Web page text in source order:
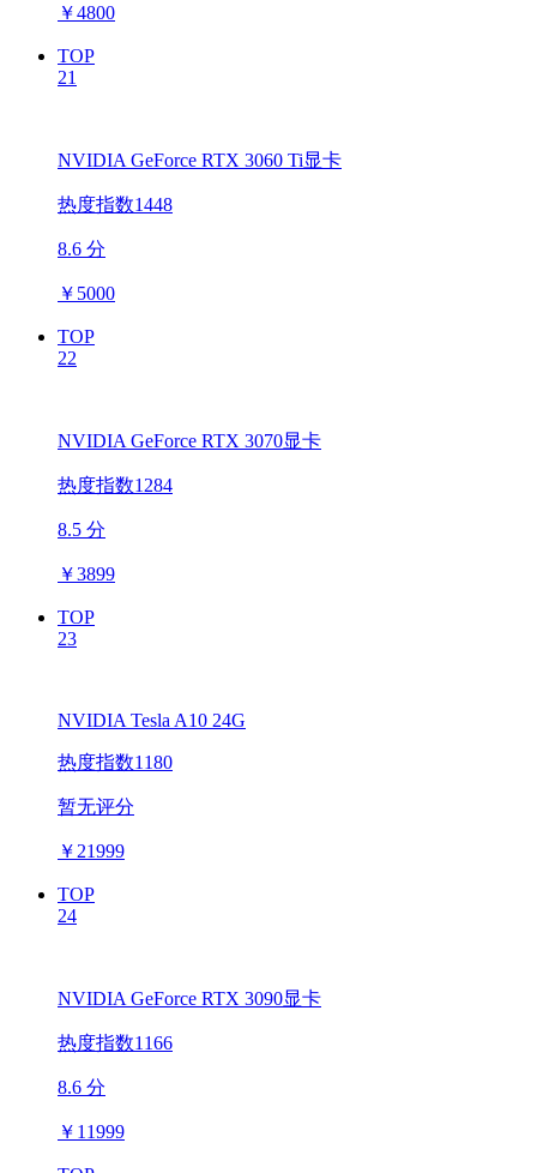
￥4800
TOP
21
NVIDIA GeForce RTX 3060 Ti显卡
热度指数1448
8.6 分
￥ 5000
TOP
22
NVIDIA GeForce RTX 3070显卡
热度指数1284
8.5 分
￥3899
TOP
23
NVIDIA Tesla A10 24G
热度指数1180
暂无评分
￥ 21999
TOP
24
NVIDIA GeForce RTX 3090显卡
热度指数1166
8.6 分
￥ 11999